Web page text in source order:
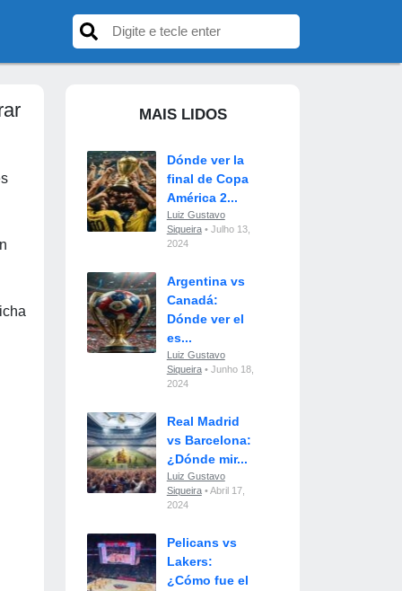
MAIS LIDOS
Dónde ver la
final de Copa
América 2...
Luiz Gustavo
Siqueira• Julho 13,
2024
Argentina vs
Canadá:
Dónde ver el
es...
Luiz Gustavo
Siqueira• Junho 18,
2024
Real Madrid
vs Barcelona:
¿Dónde mir...
Luiz Gustavo
Siqueira• Abril 17,
2024
Pelicans vs
Lakers:
¿Cómo fue el